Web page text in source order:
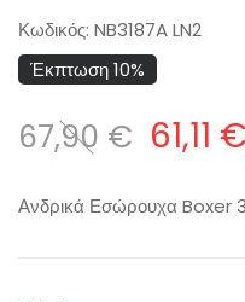
Κωδικός: NB3187A LN2
Έκπτωση 10%
67,90 € 61,11 €
Ανδρικά Εσώρουχα Boxer